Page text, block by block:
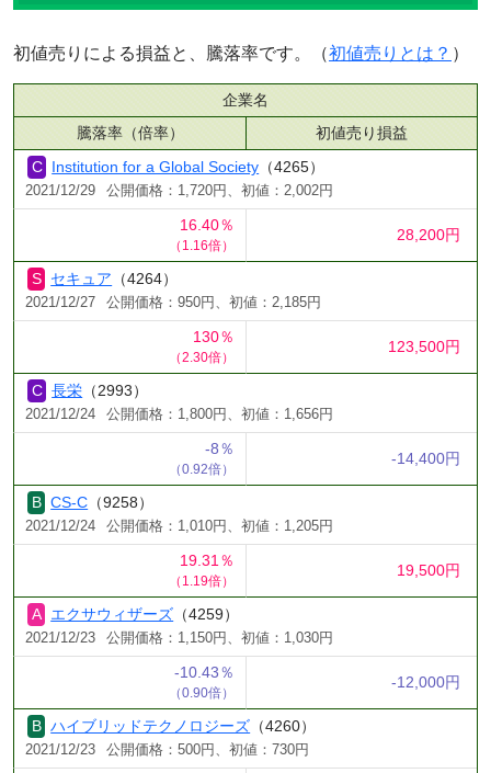
初値売りによる損益と、騰落率です。（初値売りとは？ ）
企業名
騰落率（倍率）
初値売り損益
Institution for a Global Society （4265）
2021/12/29 公開価格：1,720円、初値：2,002円
16.40％
（1.16倍）
28,200円
セキュア （4264）
2021/12/27 公開価格：950円、初値：2,185円
130％
（2.30倍）
123,500円
長栄 （2993）
2021/12/24 公開価格：1,800円、初値：1,656円
-8％
（0.92倍）
-14,400円
CS-C （9258）
2021/12/24 公開価格：1,010円、初値：1,205円
19.31％
（1.19倍）
19,500円
エクサウィザーズ （4259）
2021/12/23 公開価格：1,150円、初値：1,030円
-10.43％
（0.90倍）
-12,000円
ハイブリッドテクノロジーズ （4260）
2021/12/23 公開価格：500円、初値：730円